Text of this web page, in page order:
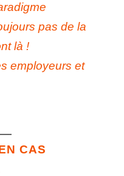
pas de la
là !
employeurs et
CAS